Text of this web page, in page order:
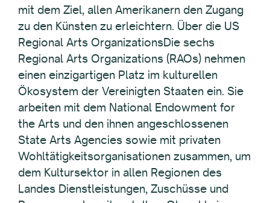
mit dem Ziel, allen Amerikanern den Zugang
zu den Künsten zu erleichtern. Über die US
Regional Arts OrganizationsDie sechs
Regional Arts Organizations (RAOs) nehmen
einen einzigartigen Platz im kulturellen
Ökosystem der Vereinigten Staaten ein. Sie
arbeiten mit dem National Endowment for
the Arts und den ihnen angeschlossenen
State Arts Agencies sowie mit privaten
Wohltätigkeitsorganisationen zusammen, um
dem Kultursektor in allen Regionen des
Landes Dienstleistungen, Zuschüsse und